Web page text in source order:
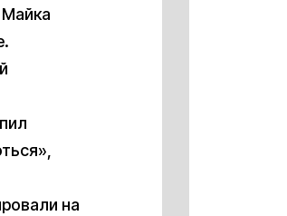
на